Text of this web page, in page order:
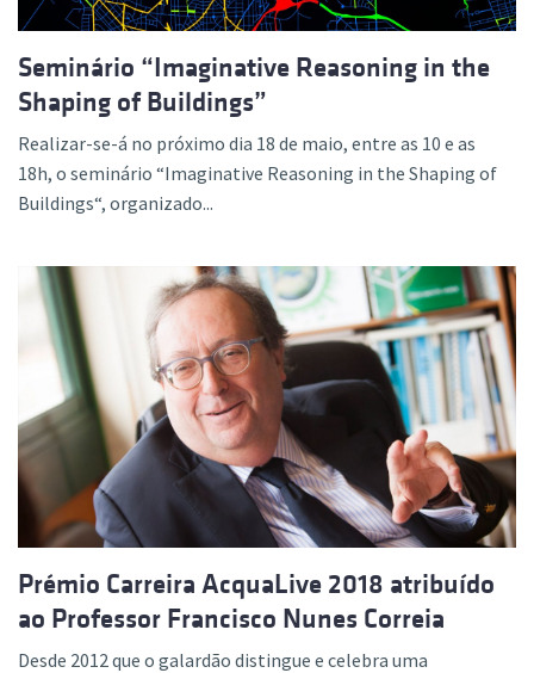
Seminário “Imaginative Reasoning in the
Shaping of Buildings”
Realizar-se-á no próximo dia 18 de maio, entre as 10 e as
18h, o seminário “Imaginative Reasoning in the Shaping of
Buildings“, organizado...
Prémio Carreira AcquaLive 2018 atribuído
ao Professor Francisco Nunes Correia
Desde 2012 que o galardão distingue e celebra uma